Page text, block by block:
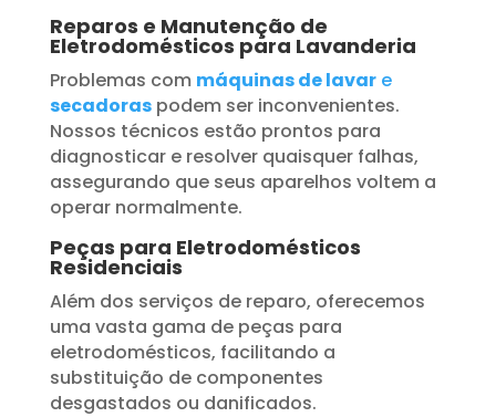
Reparos e Manutenção de
Eletrodomésticos para Lavanderia
Problemas com máquinas de lavare
secadoraspodem ser inconvenientes.
Nossos técnicos estão prontos para
diagnosticar e resolver quaisquer falhas,
assegurando que seus aparelhos voltem a
operar normalmente.
Peças para Eletrodomésticos
Residenciais
Além dos serviços de reparo, oferecemos
uma vasta gama de peças para
eletrodomésticos, facilitando a
substituição de componentes
desgastados ou danificados.